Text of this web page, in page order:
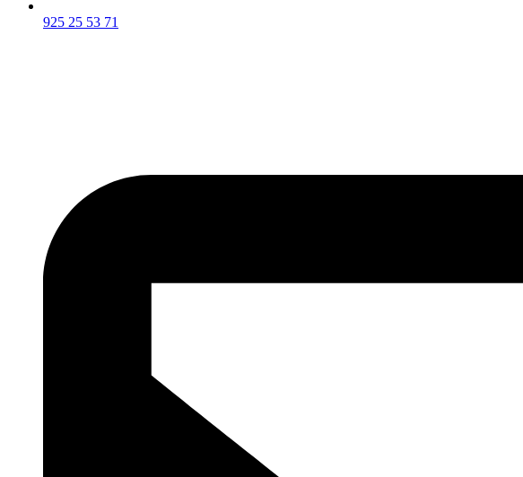
925 25 53 71